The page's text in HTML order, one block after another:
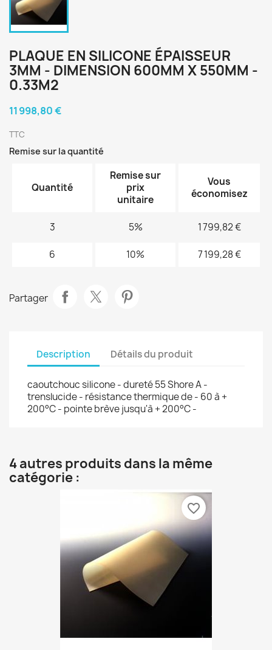
PLAQUE EN SILICONE ÉPAISSEUR
3MM - DIMENSION 600MM X 550MM -
0.33M2
11 998,80 €
TTC
Remise sur la quantité
Quantité
Remise sur
prix
unitaire
Vous
économisez
3 5% 1 799,82 €
6 10% 7 199,28 €
Partager
Description Détails du produit
caoutchouc silicone - dureté 55 Shore A -
trenslucide - résistance thermique de - 60 à +
200°C - pointe brève jusqu'à + 200°C -
4 autres produits dans la même
catégorie :
favorite_border